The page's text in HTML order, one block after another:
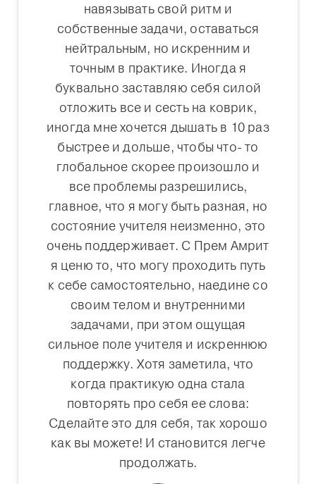
навязывать свой ритм и
собственные задачи, оставаться
нейтральным, но искренним и
точным в практике. Иногда я
буквально заставляю себя силой
отложить все и сесть на коврик,
иногда мне хочется дышать в 10 раз
быстрее и дольше, чтобы что- то
глобальное скорее произошло и
все проблемы разрешились,
главное, что я могу быть разная, но
состояние учителя неизменно, это
очень поддерживает. С Прем Амрит
я ценю то, что могу проходить путь
к себе самостоятельно, наедине со
своим телом и внутренними
задачами, при этом ощущая
сильное поле учителя и искреннюю
поддержку. Хотя заметила, что
когда практикую одна стала
повторять про себя ее слова:
Сделайте это для себя, так хорошо
как вы можете! И становится легче
продолжать.